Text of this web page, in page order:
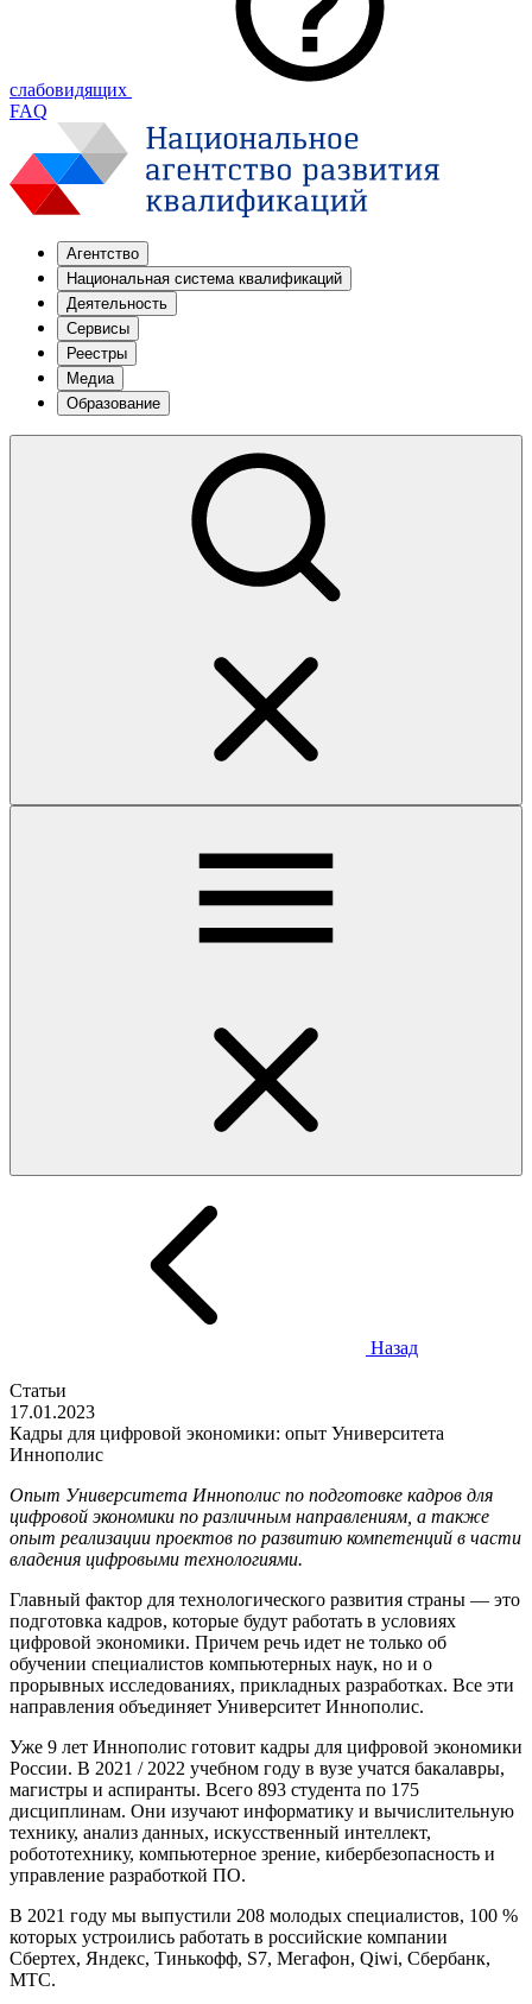
слабовидящих
FAQ
Агентство
Национальная система квалификаций
Деятельность
Сервисы
Реестры
Медиа
Образование
Назад
Статьи
17.01.2023
Кадры для цифровой экономики: опыт Университета
Иннополис
Опыт Университета Иннополис по подготовке кадров для
цифровой экономики по различным направлениям, а также
опыт реализации проектов по развитию компетенций в части
владения цифровыми технологиями.
Главный фактор для технологического развития страны — это
подготовка кадров, которые будут работать в условиях
цифровой экономики. Причем речь идет не только об
обучении специалистов компьютерных наук, но и о
прорывных исследованиях, прикладных разработках. Все эти
направления объединяет Университет Иннополис.
Уже 9 лет Иннополис готовит кадры для цифровой экономики
России. В 2021 / 2022 учебном году в вузе учатся бакалавры,
магистры и аспиранты. Всего 893 студента по 175
дисциплинам. Они изучают информатику и вычислительную
технику, анализ данных, искусственный интеллект,
робототехнику, компьютерное зрение, кибербезопасность и
управление разработкой ПО.
В 2021 году мы выпустили 208 молодых специалистов, 100 %
которых устроились работать в российские компании
Сбертех, Яндекс, Тинькофф, S7, Мегафон, Qiwi, Сбербанк,
МТС.